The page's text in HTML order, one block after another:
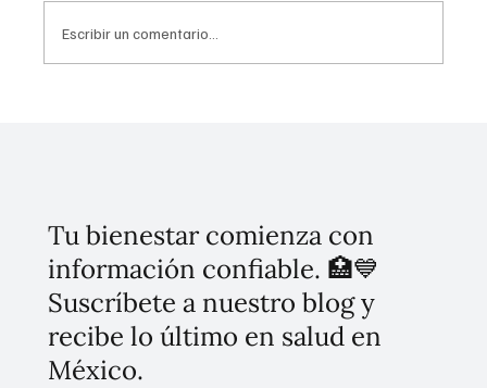
Escribir un comentario...
Tu bienestar comienza con
información confiable. 🏥💙
Suscríbete a nuestro blog y
recibe lo último en salud en
México.